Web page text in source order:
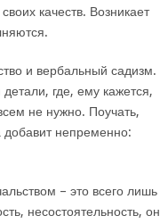
качеств. Возникает
и вербальный садизм.
где, ему кажется,
не нужно. Поучать,
добавит непременно:
– это всего лишь
несостоятельность, он